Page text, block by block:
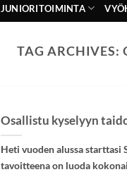
JUNIORITOIMINTA
TAG ARCHIVES:
Osallistu kyselyyn
Heti vuoden alussa starttasi
tavoitteena on luoda